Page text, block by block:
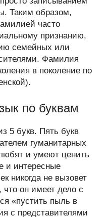
Таким образом,
часто
признанию,
семейных или
Фамилия
в поколение по
по буквам
5 букв. Пять букв
гуманитарных
и умеют ценить
и интересные
никогда не вызовет
он имеет дело с
«пустить пыль в
с представителями